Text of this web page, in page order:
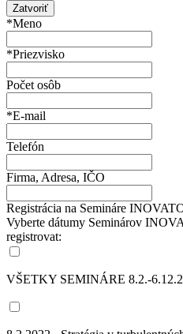
Zatvoriť
*Meno
*Priezvisko
Počet osôb
*E-mail
Telefón
Firma, Adresa, IČO
Registrácia na Semináre
Vyberte dátumy Seminárov
registrovat:
VŠETKY SEMINÁRE 8.2.-